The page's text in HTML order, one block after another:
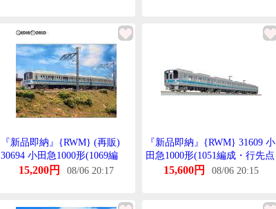
『新品即納』{RWM} (再販)
30694 小田急1000形(1069編
成・ぶらんどまーく付き)増結
15,200円 08/06 20:17
『新品即納』{RWM} 31609 小
田急1000形(1051編成・行先点
灯・ぶらんどまーく付き)増結
15,600円 08/06 20:15